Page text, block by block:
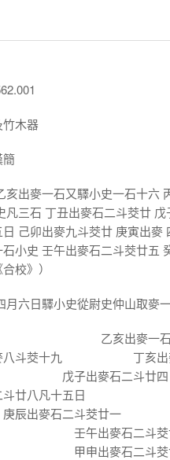
竹木器
簡
亥出麥一石又驛小史一石十六
凡三石 丁丑出麥石二斗茭廿
日 己卯出麥九斗茭廿 庚寅出
石小史 壬午出麥石二斗茭廿五
校》）
月六日驛小史從尉史仲山取麥
: 乙亥出麥一石又驛
麥八斗茭十九 丁亥
戊子出麥石二
二斗廿八凡十五日
辰出麥石二斗茭廿
出麥石二斗茭
出麥石二斗茭廿